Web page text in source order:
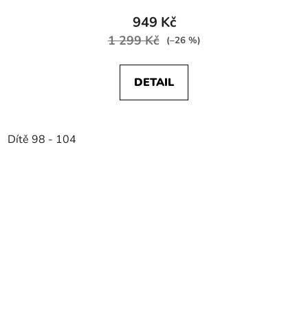
949 Kč
1 299 Kč (–26 %)
DETAIL
Dítě 98 - 104